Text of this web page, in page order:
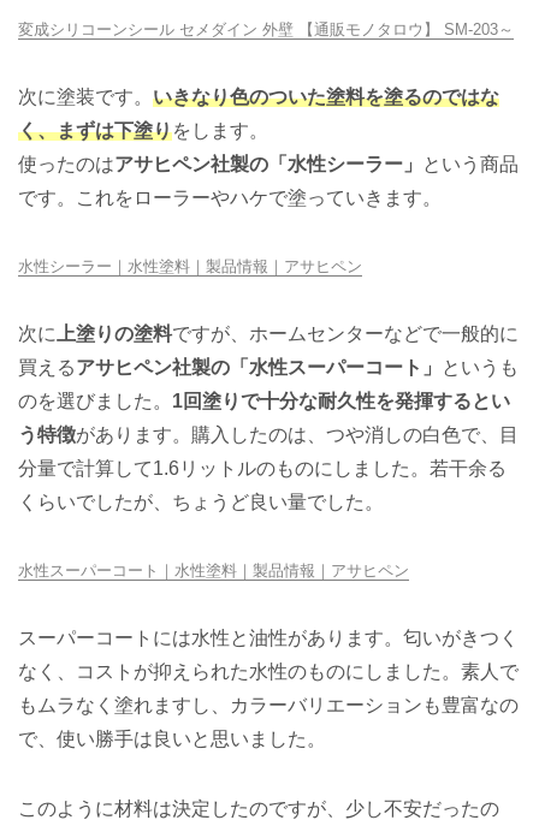
変成シリコーンシール セメダイン 外壁 【通販モノタロウ】 SM-203～
次に塗装です。 いきなり色のついた塗料を塗るのではな
く、まずは下塗りをします。
使ったのはアサヒペン社製の「水性シーラー」
という商品
です。これをローラーやハケで塗っていきます。
水性シーラー｜水性塗料｜製品情報｜アサヒペン
次に 上塗りの塗料ですが、ホームセンターなどで一般的に
買えるアサヒペン社製の「水性スーパーコート」
というも
のを選びました。 1回塗りで十分な耐久性を発揮するとい
う特徴があります。購入したのは、つや消しの白色で、目
分量で計算して1.6リットルのものにしました。若干余る
くらいでしたが、ちょうど良い量でした。
水性スーパーコート｜水性塗料｜製品情報｜アサヒペン
スーパーコートには水性と油性があります。匂いがきつく
なく、コストが抑えられた水性のものにしました。素人で
もムラなく塗れますし、カラーバリエーションも豊富なの
で、使い勝手は良いと思いました。
このように材料は決定したのですが、少し不安だったの